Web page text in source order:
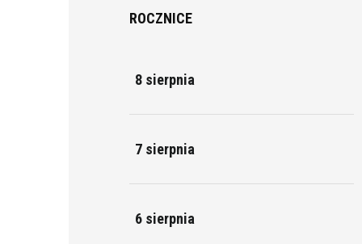
ROCZNICE
8 sierpnia
7 sierpnia
6 sierpnia